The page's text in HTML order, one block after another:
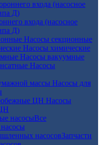
входа (насосное
Д)
Насосы секционные
Насосы химические
Насосы вакуумные
Насосы
Насосы для
Насосы
Все
Запчасти